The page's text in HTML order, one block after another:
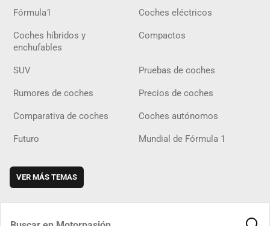
Fórmula1 Coches eléctricos
Coches híbridos y
enchufables
Compactos
SUV Pruebas de coches
Rumores de coches Precios de coches
Comparativa de coches Coches autónomos
Futuro Mundial de Fórmula 1
VER MÁS TEMAS